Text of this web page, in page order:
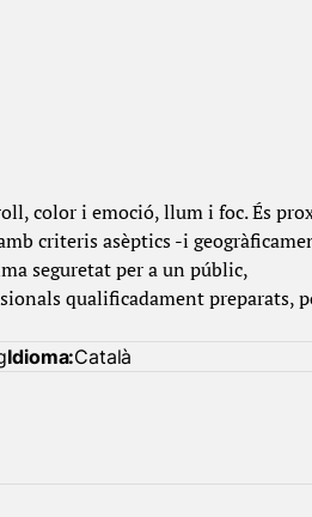
color i emoció, llum i foc. És
criteris asèptics -i
seguretat per a un públic,
qualificadament preparats,
Idioma:Català